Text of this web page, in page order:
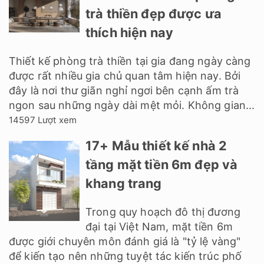
trà thiền đẹp được ưa
thích hiện nay
Thiết kế phòng trà thiền tại gia đang ngày càng
được rất nhiều gia chủ quan tâm hiện nay. Bởi
đây là nơi thư giãn nghỉ ngơi bên cạnh ấm trà
ngon sau những ngày dài mệt mỏi. Không gian...
14597 Lượt xem
17+ Mẫu thiết kế nhà 2
tầng mặt tiền 6m đẹp và
khang trang
Trong quy hoạch đô thị đương
đại tại Việt Nam, mặt tiền 6m
được giới chuyên môn đánh giá là "tỷ lệ vàng"
để kiến tạo nên những tuyệt tác kiến trúc phố